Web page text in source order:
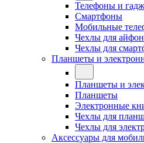
Телефоны и
Смартфоны
Мобильные
Чехлы для
Чехлы для
Планшеты и
Планшеты и
Планшеты
Электронные
Чехлы для
Чехлы для
Аксессуары для